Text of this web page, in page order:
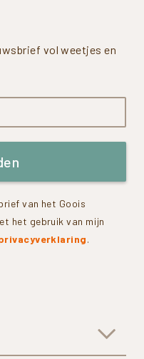
vol weetjes en
van het Goois
het gebruik van mijn
.